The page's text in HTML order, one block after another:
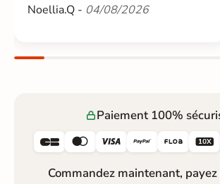
Noellia.Q - 04/08/2026
Paiement 100%
     
Commandez maintenant,